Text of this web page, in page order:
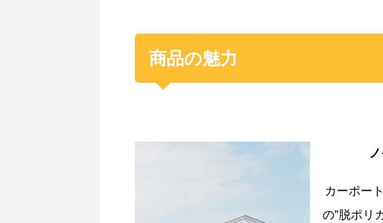
商品の魅力
カーポー
の”脱ポリ